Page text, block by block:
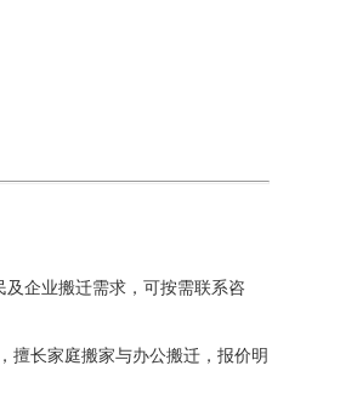
企业搬迁需求，可按需联系咨
擅长家庭搬家与办公搬迁，报价明